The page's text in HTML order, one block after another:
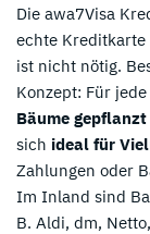
Die awa7Visa
echte Kreditkarte
ist nicht nötig.
Konzept: Für
Bäume gepflanzt
sich ideal für
Zahlungen oder
Im Inland sind
B. Aldi, dm,